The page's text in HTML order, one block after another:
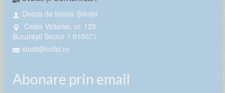
Divizia de Istoria Științei
Calea Victoriei, nr. 125
București Sector 1 010071
studii@crifst.ro
Abonare prin email